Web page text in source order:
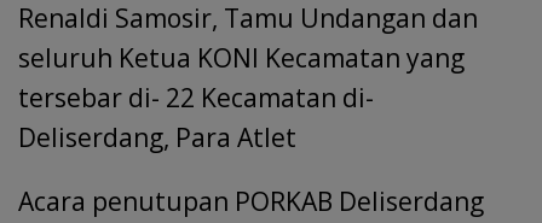
Renaldi Samosir, Tamu Undangan dan
seluruh Ketua KONI Kecamatan yang
tersebar di- 22 Kecamatan di-
Deliserdang, Para Atlet
Acara penutupan PORKAB Deliserdang